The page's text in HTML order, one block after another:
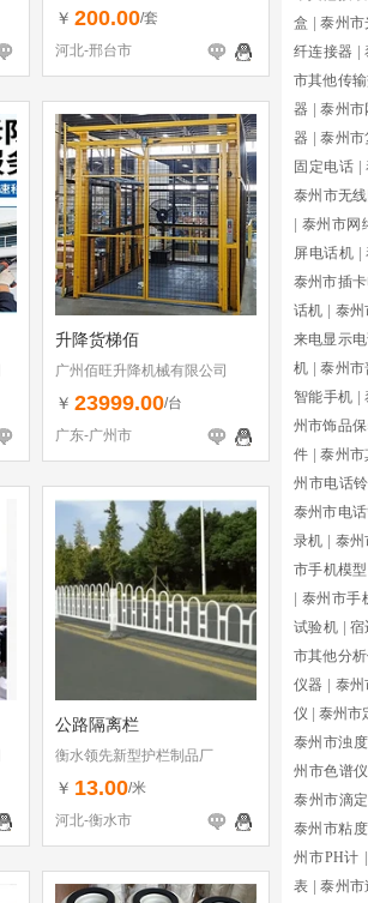
公司
￥ 200.00/套
河北-邢台市
升降货梯佰
广州佰旺升降机械有限公司
￥ 23999.00/台
广东-广州市
公路隔离栏
衡水领先新型护栏制品厂
￥ 13.00/米
河北-衡水市
盒
泰州市
纤连接器
市其他传
器
泰州市
器
泰州市
固定电话
泰州市无
泰州市网
屏电话机
泰州市插
话机
泰
来电显示
机
泰州市
智能手机
州市饰品
件
泰州市
州市电话铃
泰州市电
录机
泰
市手机模型
泰州市手
试验机
宿
市其他分
仪器
泰州
仪
泰州市
泰州市浊
州市色谱仪
泰州市滴
泰州市粘
州市PH计
表
泰州市